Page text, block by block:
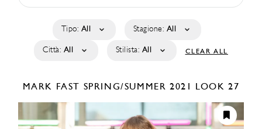
Tipo: All Stagione: All
Città: All Stilista: All CLEAR ALL
MARK FAST SPRING/SUMMER 2021 LOOK 27